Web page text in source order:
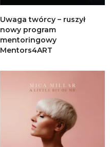
Uwaga twórcy – ruszył
nowy program
mentoringowy
Mentors4ART